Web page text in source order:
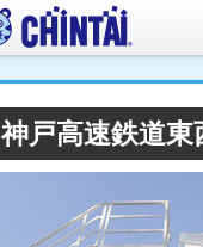
神戸高速鉄道